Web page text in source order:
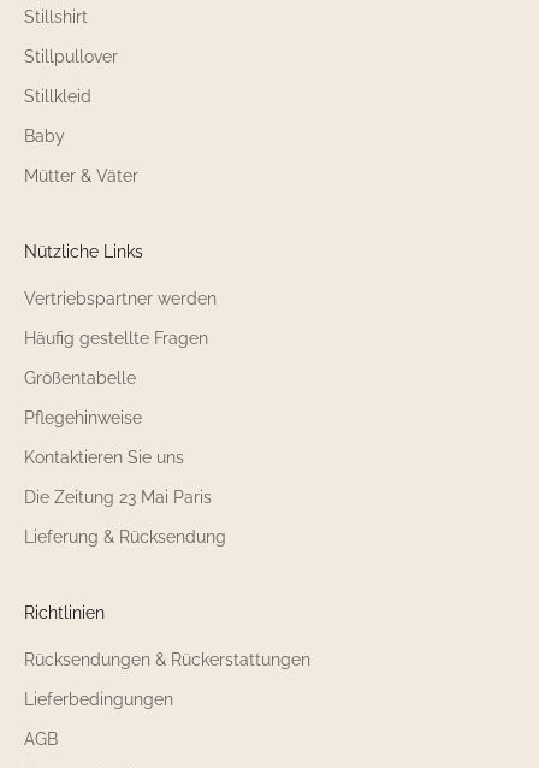
Stillshirt
Stillpullover
Stillkleid
Baby
Mütter & Väter
Nützliche Links
Vertriebspartner werden
Häufig gestellte Fragen
Größentabelle
Pflegehinweise
Kontaktieren Sie uns
Die Zeitung 23 Mai Paris
Lieferung & Rücksendung
Richtlinien
Rücksendungen & Rückerstattungen
Lieferbedingungen
AGB